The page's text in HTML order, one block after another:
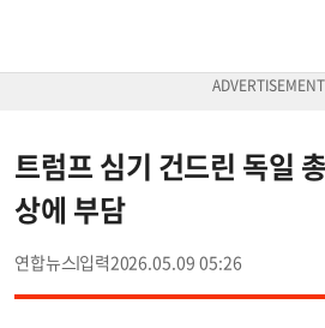
트럼프 심기 건드린 독일
상에 부담
연합뉴스 2026.05.09 05:26